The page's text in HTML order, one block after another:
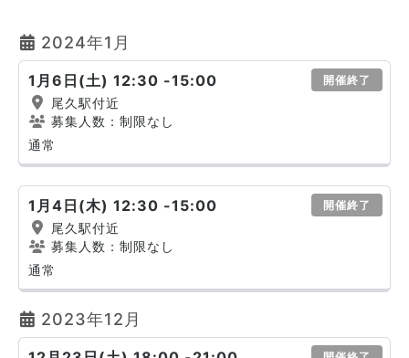
2024年1月
1月6日(土) 12:30 -15:00 開催終了
尾久駅付近
募集人数：制限なし
通常
1月4日(木) 12:30 -15:00 開催終了
尾久駅付近
募集人数：制限なし
通常
2023年12月